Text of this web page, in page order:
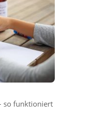
so funktioniert